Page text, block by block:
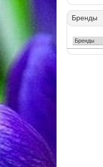
Бренды